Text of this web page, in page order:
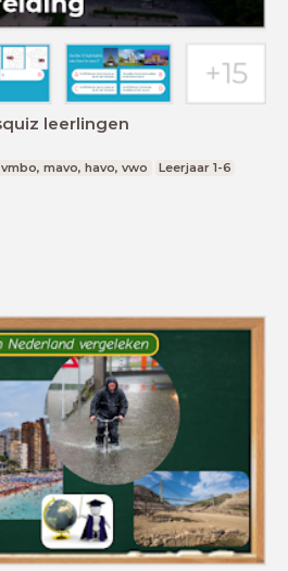
leerlingen
vmbo, mavo, havo, vwo Leerjaar 1-6